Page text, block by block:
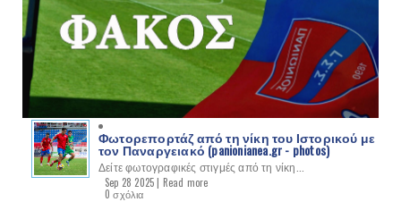
Φωτορεπορτάζ από τη νίκη του Ιστορικού με
τον Παναργειακό (panionianea.gr - photos)
Δείτε φωτογραφικές στιγμές από τη νίκη...
Sep 28 2025 | Read more
0 σχόλια